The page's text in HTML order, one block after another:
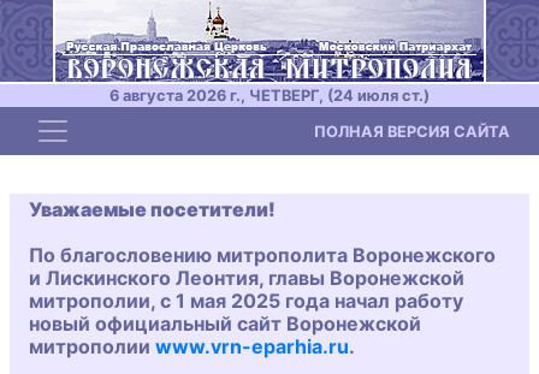
6 августа 2026 г., ЧЕТВЕРГ, (24 июля ст.)
Toggle navigation ПОЛНАЯ ВЕРСИЯ САЙТА
Уважаемые посетители!
По благословению митрополита Воронежского
и Лискинского Леонтия, главы Воронежской
митрополии, с 1 мая 2025 года начал работу
новый официальный сайт Воронежской
митрополии www.vrn-eparhia.ru.